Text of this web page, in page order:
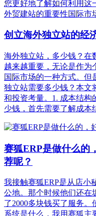
您更好地了解如何利用这
外贸建站的重要性国际市
创立海外独立站的经
海外独立站，多少钱？在
越来越重要，无论是作为
国际市场的一种方式。但
独立站需要多少钱？本文
和投资考量。1. 成本结构
少钱，首先需要了解成本
赛狐ERP是做什么的
荐呢？
我接触赛狐ERP是从店小
公地。那个时候他们还在
了2000多块钱买了服务
系统是什么，我用赛狐主